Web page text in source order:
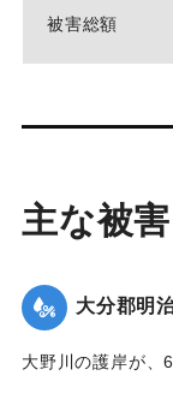
被害総額
主な被害
大分郡明
大野川の護岸が、